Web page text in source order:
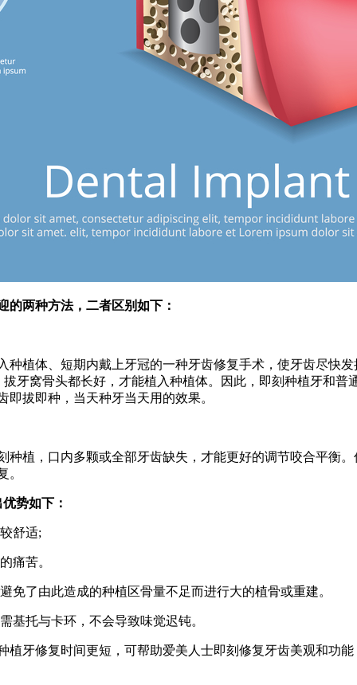
的两种方法， 二者区别如下：
种植体、短期内戴上牙冠的一种牙齿修复手术，使牙齿尽快
牙窝骨头都长好，才能植入种植体。因此，即刻种植牙和普
拔即种，当天种牙当天用的效果。
种植，口内多颗或全部牙齿缺失，才能更好的调节咬合平衡
。
势如下：
舒适;
痛苦。
了由此造成的种植区骨量不足而进行大的植骨或重建。
托与卡环，不会导致味觉迟钝。
植牙修复时间更短，可帮助爱美人士即刻修复牙齿美观和功